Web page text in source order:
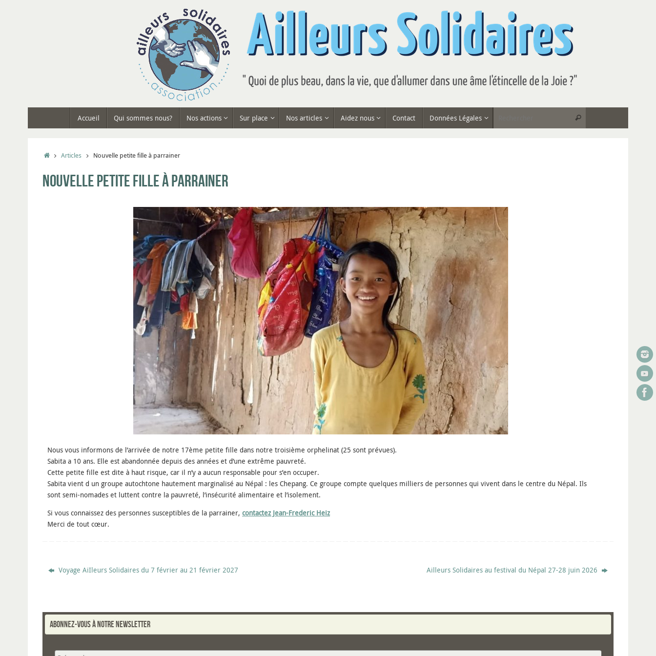
Accueil Qui sommes nous? Nos actions Sur place Nos articles Aidez nous Contact Données Légales
Articles Nouvelle petite fille à parrainer
Nouvelle petite fille à parrainer
Nous vous informons de l’arrivée de notre 17ème petite fille dans notre troisième orphelinat (25 sont prévues).
Sabita a 10 ans. Elle est abandonnée depuis des années et d’une extrême pauvreté.
Cette petite fille est dite à haut risque, car il n’y a aucun responsable pour s’en occuper.
Sabita vient d un groupe autochtone hautement marginalisé au Népal : les Chepang. Ce groupe compte quelques milliers de personnes qui vivent dans le centre du Népal. Ils
sont semi-nomades et luttent contre la pauvreté, l’insécurité alimentaire et l’isolement.
Si vous connaissez des personnes susceptibles de la parrainer, contactez Jean-Frederic Heiz
Merci de tout cœur.
Voyage AiIleurs Solidaires du 7 février au 21 février 2027 Ailleurs Solidaires au festival du Népal 27-28 juin 2026
Abonnez-vous à notre newsletter